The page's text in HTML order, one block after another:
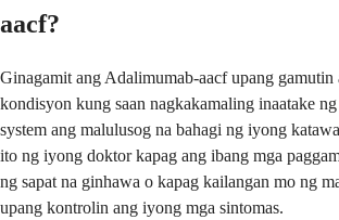
aacf?
Ginagamit ang Adalimumab-aacf upang gamutin
kondisyon kung saan nagkakamaling inaatake
system ang malulusog na bahagi ng iyong
ito ng iyong doktor kapag ang ibang mga
ng sapat na ginhawa o kapag kailangan mo ng
upang kontrolin ang iyong mga sintomas.